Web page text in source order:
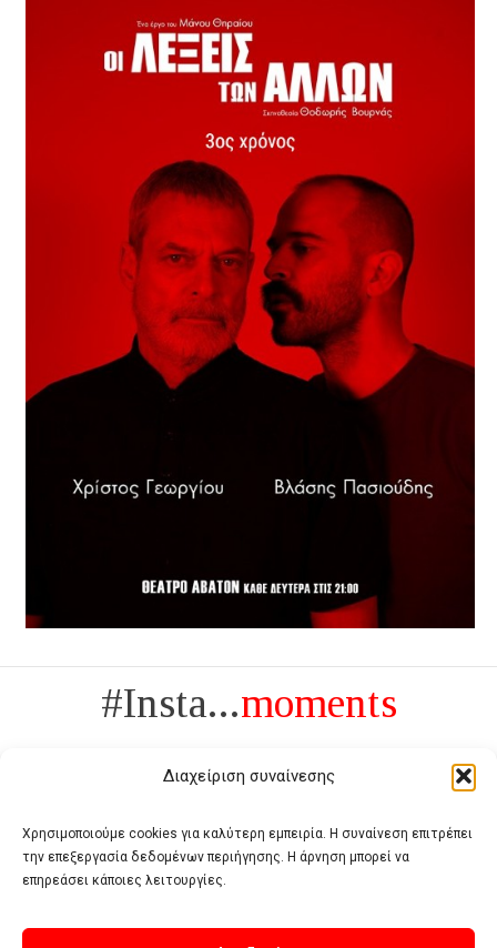
Διαχείριση συναίνεσης
Χρησιμοποιούμε cookies για καλύτερη εμπειρία. Η συναίνεση επιτρέπει
την επεξεργασία δεδομένων περιήγησης. Η άρνηση μπορεί να
επηρεάσει κάποιες λειτουργίες.
#Insta...moments
Πολυτέλεια δεν είναι το αντίθετο της ανέχειας, είναι το αντίθετο της